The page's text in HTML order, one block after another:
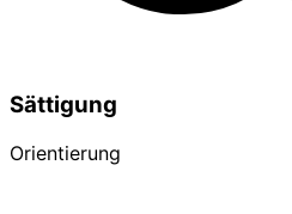
Sättigung
Orientierung